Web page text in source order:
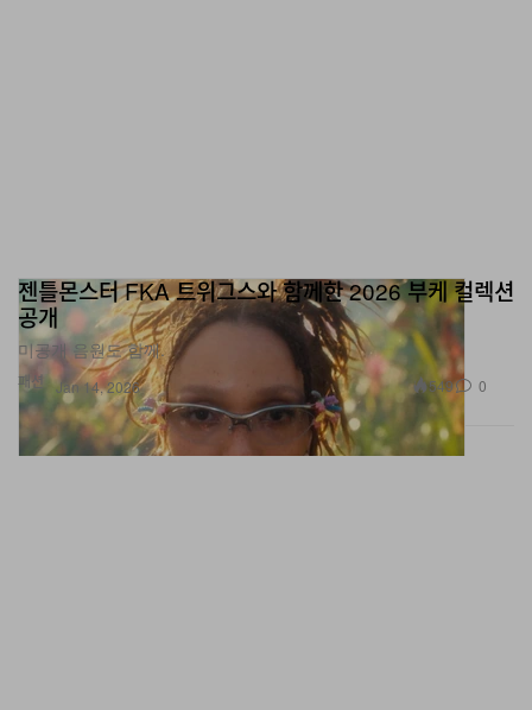
패션
젠틀몬스터 FKA 트위그스와 함께한 2026 부케 컬렉션
공개
미공개 음원도 함께.
Jan 14, 2026 549 0